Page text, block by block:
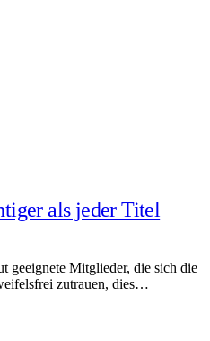
als jeder Titel
geeignete Mitglieder, die sich die
zutrauen, dies…